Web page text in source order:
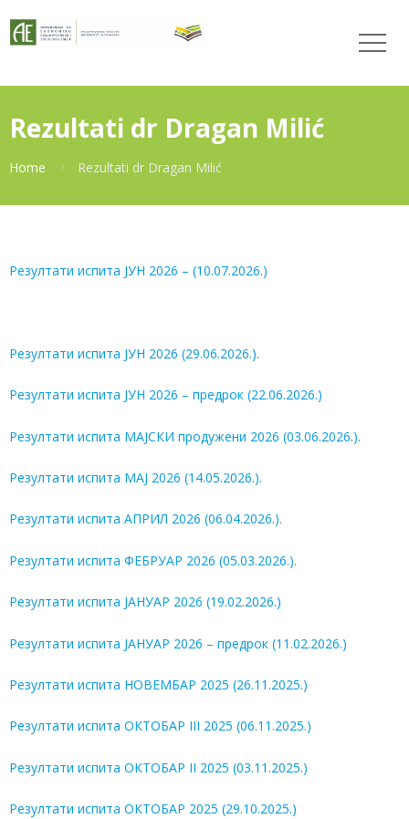
Rezultati dr Dragan Milić
Home Rezultati dr Dragan Milić
Резултати испита ЈУН 2026 – (10.07.2026.)
Резултати испита ЈУН 2026 (29.06.2026.).
Резултати испита ЈУН 2026 – предрок (22.06.2026.)
Резултати испита МAЈСКИ продужени 2026 (03.06.2026.).
Резултати испита МAJ 2026 (14.05.2026.).
Резултати испита АПРИЛ 2026 (06.04.2026.).
Резултати испита ФЕБРУАР 2026 (05.03.2026.).
Резултати испита ЈАНУАР 2026 (19.02.2026.)
Резултати испита ЈАНУАР 2026 – предрок (11.02.2026.)
Резултати испита НОВЕМБАР 2025 (26.11.2025.)
Резултати испита ОКТОБАР III 2025 (06.11.2025.)
Резултати испита ОКТОБАР II 2025 (03.11.2025.)
Резултати испита ОКТОБАР 2025 (29.10.2025.)